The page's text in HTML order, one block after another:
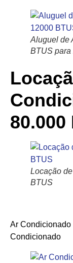
Aluguel de
BTUS para
80.000
Locação
BTUS
Ar Condicionado
Condicionado